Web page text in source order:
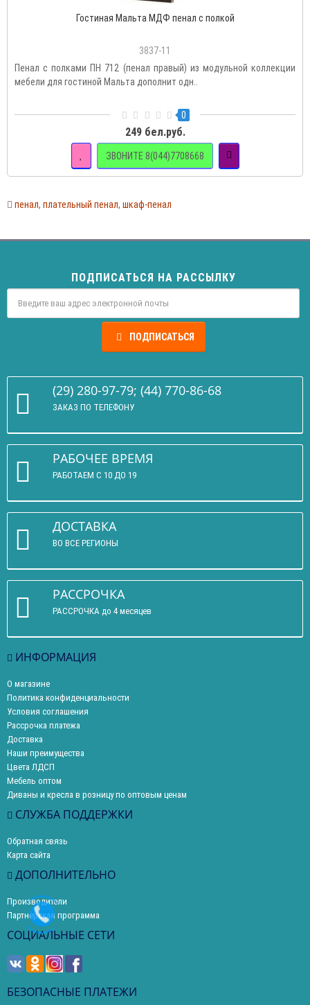
Гостиная Мальта МДФ пенал с полкой
3837-11
Пенал с полками ПН 712 (пенал правый) из модульной коллекции
мебели для гостиной Мальта дополнит одн..
0
249 бел.руб.
ЗВОНИТЕ 8(044)7708668
пенал, плательный пенал, шкаф-пенал
ПОДПИСАТЬСЯ НА РАССЫЛКУ
ПОДПИСАТЬСЯ
(29) 280-97-79; (44) 770-86-68
ЗАКАЗ ПО ТЕЛЕФОНУ
РАБОЧЕЕ ВРЕМЯ
РАБОТАЕМ С 10 ДО 19
ДОСТАВКА
ВО ВСЕ РЕГИОНЫ
РАССРОЧКА
РАССРОЧКА до 4 месяцев
ИНФОРМАЦИЯ
О магазине
Политика конфиденциальности
Условия соглашения
Рассрочка платежа
Доставка
Наши преимущества
Цвета ЛДСП
Мебель оптом
Диваны и кресла в розницу по оптовым ценам
СЛУЖБА ПОДДЕРЖКИ
Обратная связь
Карта сайта
ДОПОЛНИТЕЛЬНО
Производители
Партнерская программа
СОЦИАЛЬНЫЕ СЕТИ
БЕЗОПАСНЫЕ ПЛАТЕЖИ